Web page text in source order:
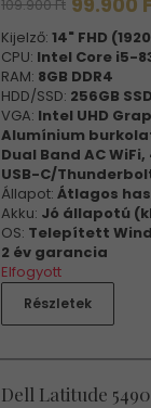
109.900 Ft
Kijelző:14" FHD
CPU: Intel Core i5-
RAM: 8GB DDR4
HDD/SSD: 256GB SSD
VGA: Intel UHD
Alumínium
Dual Band AC
USB-C/
Állapot:Átlagos
Akku: Jó állapotú
OS: Telepített
2 év garancia
Elfogyott
Részletek
Dell Latitude 5490